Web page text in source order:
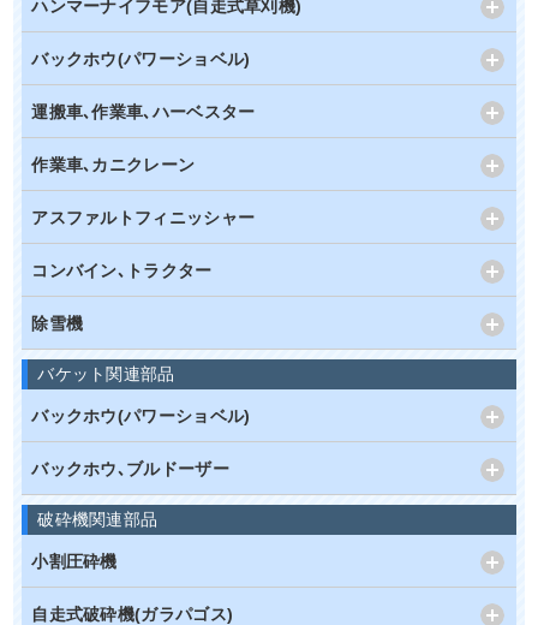
ハンマーナイフモア(自走式草刈機)
バックホウ(パワーショベル)
運搬車､作業車､ハーベスター
作業車､カニクレーン
アスファルトフィニッシャー
コンバイン､トラクター
除雪機
バケット関連部品
バックホウ(パワーショベル)
バックホウ､ブルドーザー
破砕機関連部品
小割圧砕機
自走式破砕機(ガラパゴス)